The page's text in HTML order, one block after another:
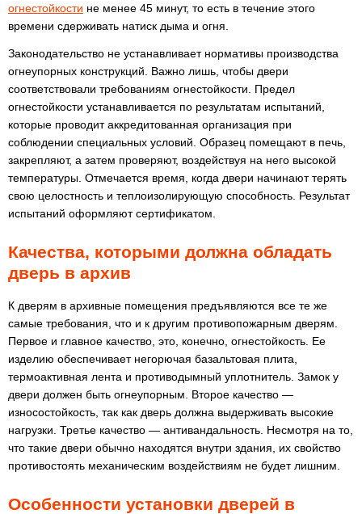
огнестойкости не менее 45 минут, то есть в течение этого
времени сдерживать натиск дыма и огня.
Законодательство не устанавливает нормативы производства
огнеупорных конструкций. Важно лишь, чтобы двери
соответствовали требованиям огнестойкости. Предел
огнестойкости устанавливается по результатам испытаний,
которые проводит аккредитованная организация при
соблюдении специальных условий. Образец помещают в печь,
закрепляют, а затем проверяют, воздействуя на него высокой
температуры. Отмечается время, когда двери начинают терять
свою целостность и теплоизолирующую способность. Результат
испытаний оформляют сертификатом.
Качества, которыми должна обладать
дверь в архив
К дверям в архивные помещения предъявляются все те же
самые требования, что и к другим противопожарным дверям.
Первое и главное качество, это, конечно, огнестойкость. Ее
изделию обеспечивает негорючая базальтовая плита,
термоактивная лента и противодымный уплотнитель. Замок у
двери должен быть огнеупорным. Второе качество —
износостойкость, так как дверь должна выдерживать высокие
нагрузки. Третье качество — антивандальность. Несмотря на то,
что такие двери обычно находятся внутри здания, их свойство
противостоять механическим воздействиям не будет лишним.
Особенности установки дверей в